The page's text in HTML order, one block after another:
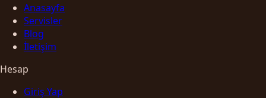
Anasayfa
Servisler
Blog
İletişim
Hesap
Giriş Yap